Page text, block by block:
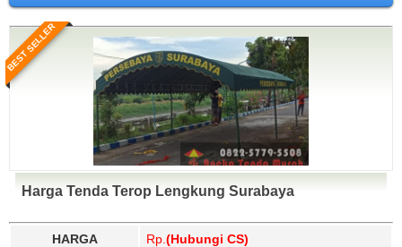
BEST SELLER
Harga Tenda Terop Lengkung Surabaya
HARGA Rp. (Hubungi CS)